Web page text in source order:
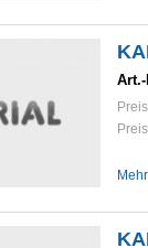
Art.-